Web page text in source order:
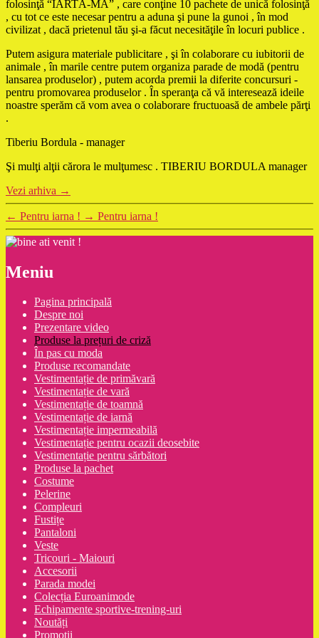
folosinţă “IARTĂ-MĂ” , care conţine 10 pachete de unică folosinţă
, cu tot ce este necesar pentru a aduna şi pune la gunoi , în mod
civilizat , dacă prietenul tău şi-a făcut necesităţile în locuri publice .
Putem asigura materiale publicitare , şi în colaborare cu iubitorii de
animale , în marile centre putem organiza parade de modă (pentru
lansarea produselor) , putem acorda premii la diferite concursuri -
pentru promovarea produselor . În speranţa că vă interesează ideile
noastre sperăm că vom avea o colaborare fructuoasă de ambele părţi
.
Tiberiu Bordula - manager
Şi mulţi alţii cărora le mulţumesc . TIBERIU BORDULA manager
Vezi arhiva →
← Pentru iarna ! → Pentru iarna !
Meniu
Pagina principală
Despre noi
Prezentare video
Produse la prețuri de criză
În pas cu moda
Produse recomandate
Vestimentație de primăvară
Vestimentație de vară
Vestimentație de toamnă
Vestimentație de iarnă
Vestimentație impermeabilă
Vestimentație pentru ocazii deosebite
Vestimentație pentru sărbători
Produse la pachet
Costume
Pelerine
Compleuri
Fustițe
Pantaloni
Veste
Tricouri - Maiouri
Accesorii
Parada modei
Colecția Euroanimode
Echipamente sportive-trening-uri
Noutăți
Promoții